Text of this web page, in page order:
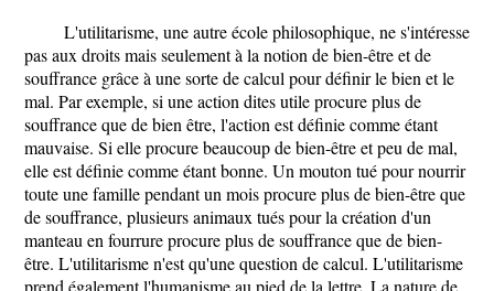
L'utilitarisme, une autre école philosophique, ne s'intéresse
pas aux droits mais seulement à la notion de bien-être et de
souffrance grâce à une sorte de calcul pour définir le bien et le
mal. Par exemple, si une action dites utile procure plus de
souffrance que de bien être, l'action est définie comme étant
mauvaise. Si elle procure beaucoup de bien-être et peu de mal,
elle est définie comme étant bonne. Un mouton tué pour nourrir
toute une famille pendant un mois procure plus de bien-être que
de souffrance, plusieurs animaux tués pour la création d'un
manteau en fourrure procure plus de souffrance que de bien-
être. L'utilitarisme n'est qu'une question de calcul. L'utilitarisme
prend également l'humanisme au pied de la lettre. La nature de